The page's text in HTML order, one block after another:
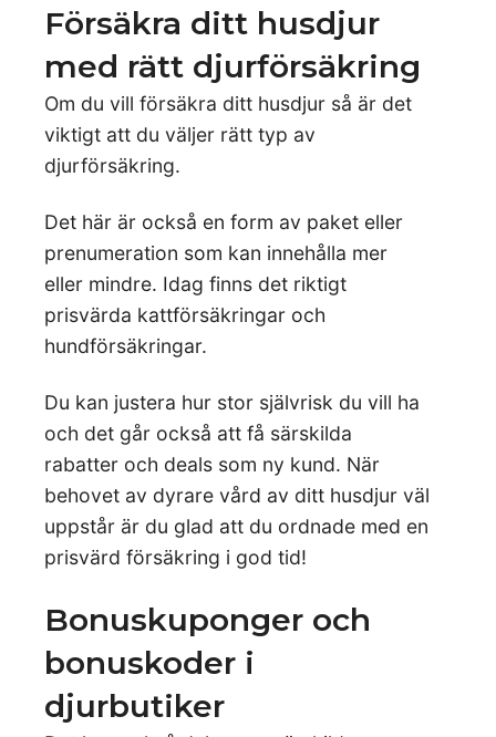
Försäkra ditt husdjur
med rätt djurförsäkring
Om du vill försäkra ditt husdjur så är det
viktigt att du väljer rätt typ av
djurförsäkring.
Det här är också en form av paket eller
prenumeration som kan innehålla mer
eller mindre. Idag finns det riktigt
prisvärda kattförsäkringar och
hundförsäkringar.
Du kan justera hur stor självrisk du vill ha
och det går också att få särskilda
rabatter och deals som ny kund. När
behovet av dyrare vård av ditt husdjur väl
uppstår är du glad att du ordnade med en
prisvärd försäkring i god tid!
Bonuskuponger och
bonuskoder i
djurbutiker